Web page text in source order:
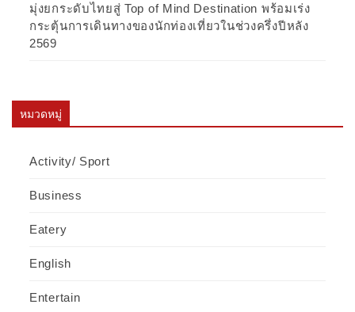
มุ่งยกระดับไทยสู่ Top of Mind Destination พร้อมเร่ง
กระตุ้นการเดินทางของนักท่องเที่ยวในช่วงครึ่งปีหลัง
2569
หมวดหมู่
Activity/ Sport
Business
Eatery
English
Entertain